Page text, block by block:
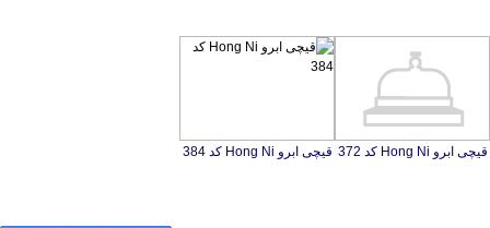
قیچی ابرو Hong Ni کد 372 قیچی ابرو Hong Ni کد 384